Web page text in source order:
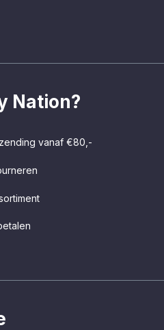
Nation?
vanaf €80,-